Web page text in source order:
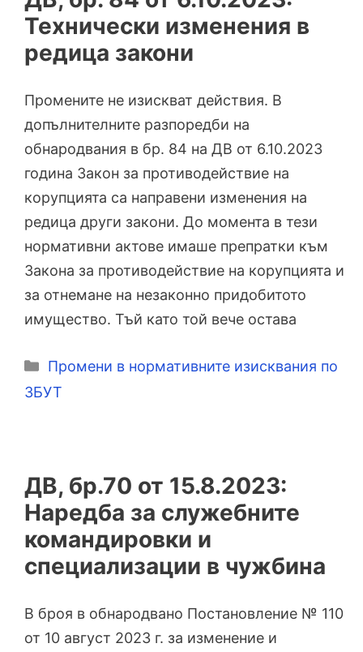
Технически изменения в
редица закони
Промените не изискват действия. В
допълнителните разпоредби на
обнародвания в бр. 84 на ДВ от 6.10.2023
година Закон за противодействие на
корупцията са направени изменения на
редица други закони. До момента в тези
нормативни актове имаше препратки към
Закона за противодействие на корупцията и
за отнемане на незаконно придобитото
имущество. Тъй като той вече остава
Категории
Промени в нормативните изисквания по
ЗБУТ
ДВ, бр.70 от 15.8.2023:
Наредба за служебните
командировки и
специализации в чужбина
В броя в обнародвано Постановление № 110
от 10 август 2023 г. за изменение и